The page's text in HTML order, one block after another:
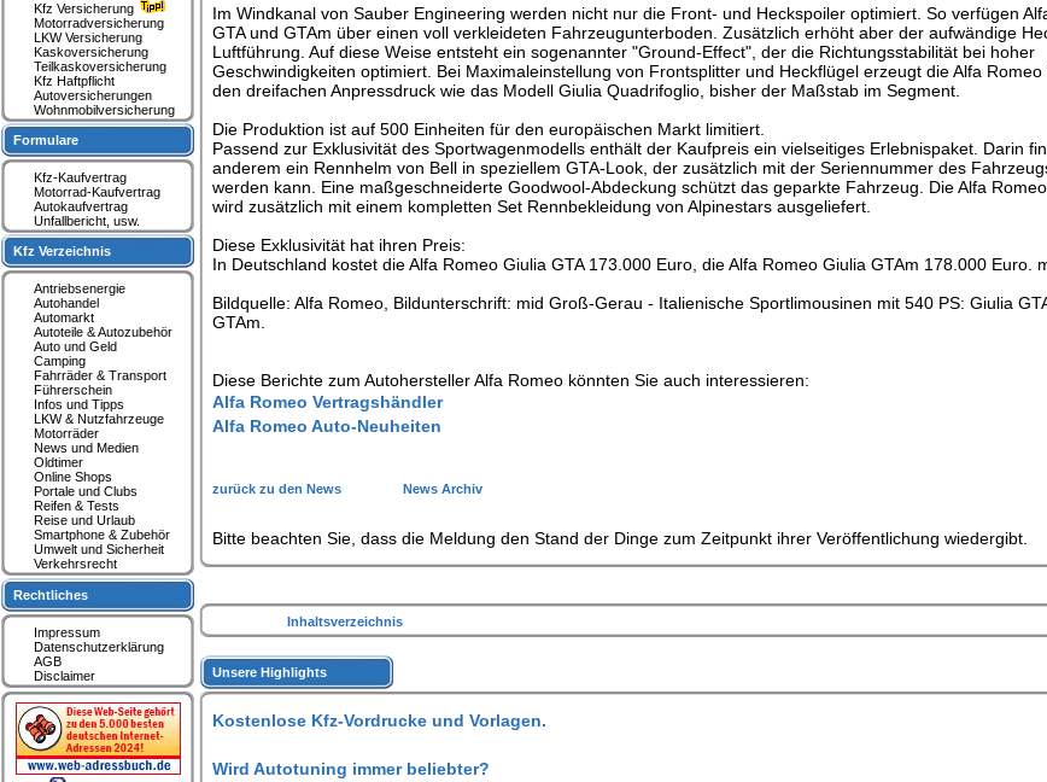
Im Windkanal von Sauber Engineering werden nicht nur die Front- und Heckspoiler optimiert. So verfügen
GTA und GTAm über einen voll verkleideten Fahrzeugunterboden. Zusätzlich erhöht aber der aufwändige
Luftführung. Auf diese Weise entsteht ein sogenannter "Ground-Effect", der die Richtungsstabilität bei hoher
Geschwindigkeiten optimiert. Bei Maximaleinstellung von Frontsplitter und Heckflügel erzeugt die Alfa Romeo
den dreifachen Anpressdruck wie das Modell Giulia Quadrifoglio, bisher der Maßstab im Segment.
Die Produktion ist auf 500 Einheiten für den europäischen Markt limitiert.
Passend zur Exklusivität des Sportwagenmodells enthält der Kaufpreis ein vielseitiges Erlebnispaket. Darin
anderem ein Rennhelm von Bell in speziellem GTA-Look, der zusätzlich mit der Seriennummer des
werden kann. Eine maßgeschneiderte Goodwool-Abdeckung schützt das geparkte Fahrzeug. Die Alfa
wird zusätzlich mit einem kompletten Set Rennbekleidung von Alpinestars ausgeliefert.
Diese Exklusivität hat ihren Preis:
In Deutschland kostet die Alfa Romeo Giulia GTA 173.000 Euro, die Alfa Romeo Giulia GTAm 178.000 Euro.
Bildquelle: Alfa Romeo, Bildunterschrift: mid Groß-Gerau - Italienische Sportlimousinen mit 540 PS: Giulia
GTAm.
Diese Berichte zum Autohersteller Alfa Romeo könnten Sie auch interessieren:
Alfa Romeo Vertragshändler
Alfa Romeo Auto-Neuheiten
zurück zu den News News Archiv
Bitte beachten Sie, dass die Meldung den Stand der Dinge zum Zeitpunkt ihrer Veröffentlichung wiedergibt.
Inhaltsverzeichnis
Unsere Highlights
Kostenlose Kfz-Vordrucke und Vorlagen.
Wird Autotuning immer beliebter?
Kfz Versicherung
Motorradversicherung
LKW Versicherung
Kaskoversicherung
Teilkaskoversicherung
Kfz Haftpflicht
Autoversicherungen
Wohnmobilversicherung
Formulare
Kfz-Kaufvertrag
Motorrad-Kaufvertrag
Autokaufvertrag
Unfallbericht, usw.
Kfz Verzeichnis
Antriebsenergie
Autohandel
Automarkt
Autoteile & Autozubehör
Auto und Geld
Camping
Fahrräder & Transport
Führerschein
Infos und Tipps
LKW & Nutzfahrzeuge
Motorräder
News und Medien
Oldtimer
Online Shops
Portale und Clubs
Reifen & Tests
Reise und Urlaub
Smartphone & Zubehör
Umwelt und Sicherheit
Verkehrsrecht
Rechtliches
Impressum
Datenschutzerklärung
AGB
Disclaimer